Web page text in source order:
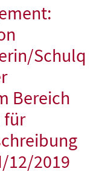
Schulq
Bereich
für
12/2019